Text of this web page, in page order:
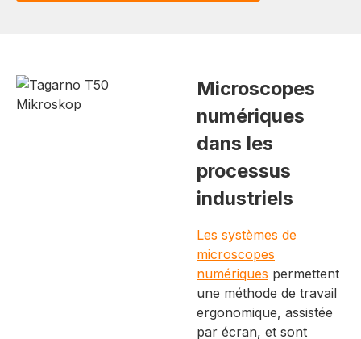
Microscopes
numériques
dans les
processus
industriels
Les systèmes de
microscopes
numériques permettent
une méthode de travail
ergonomique, assistée
par écran, et sont